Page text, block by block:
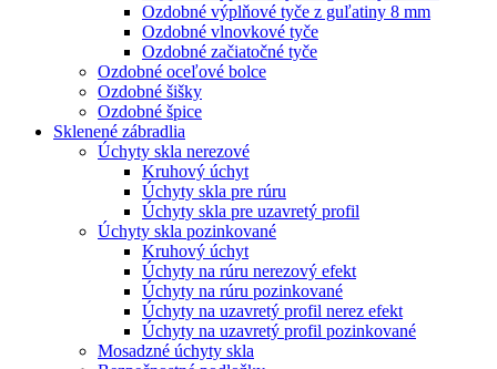
Ozdobné výplňové tyče z guľatiny 8 mm
Ozdobné vlnovkové tyče
Ozdobné začiatočné tyče
Ozdobné oceľové bolce
Ozdobné šišky
Ozdobné špice
Sklenené zábradlia
Úchyty skla nerezové
Kruhový úchyt
Úchyty skla pre rúru
Úchyty skla pre uzavretý profil
Úchyty skla pozinkované
Kruhový úchyt
Úchyty na rúru nerezový efekt
Úchyty na rúru pozinkované
Úchyty na uzavretý profil nerez efekt
Úchyty na uzavretý profil pozinkované
Mosadzné úchyty skla